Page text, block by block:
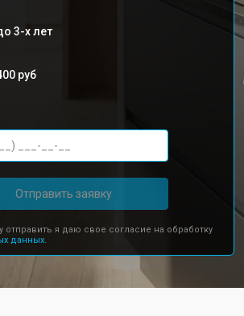
3-х лет
руб
Отправить заявку
отправить я даю свое согласие на обработку
данных.